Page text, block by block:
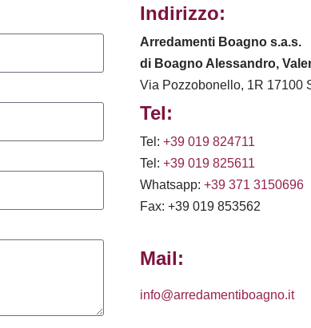
Indirizzo:
Arredamenti Boagno s.a.s.
di Boagno Alessandro,
Via Pozzobonello, 1R 17100
Tel:
Tel: +39 019 824711
Tel: +39 019 825611
Whatsapp: +39 371 3150696
Fax: +39 019 853562
Mail:
info@arredamentiboagno.it